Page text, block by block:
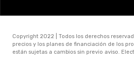
Copyright 2022 | Todos los derechos
precios y los planes de financiación de los
están sujetas a cambios sin previo aviso.